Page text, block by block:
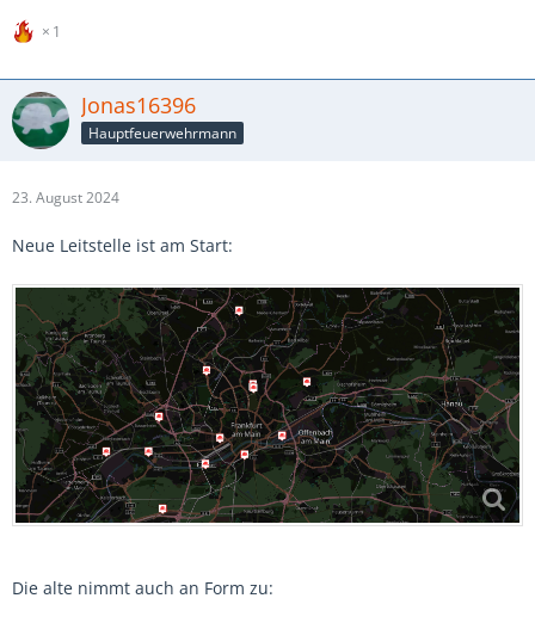
1
Jonas16396
Hauptfeuerwehrmann
23. August 2024
Neue Leitstelle ist am Start:
Die alte nimmt auch an Form zu: